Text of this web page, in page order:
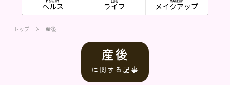
ヘルス ライフ メイクアップ
トップ 産後
産後
に関する記事